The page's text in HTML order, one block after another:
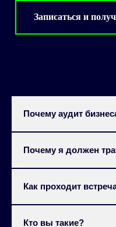
Записаться и
Почему аудит
Почему я должен
Как проходит
Кто вы такие?